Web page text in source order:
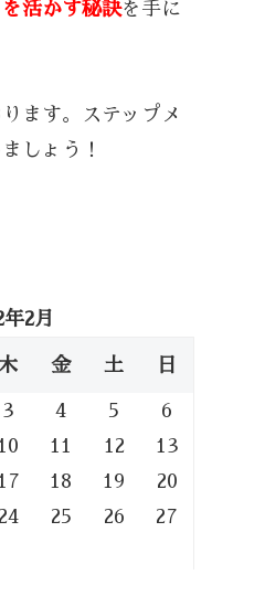
を活かす秘訣を手に
ます。ステップメ
しょう！
2月
金 土 日
3 4 5
6
11 12
13
18 19
20
24 25 26
27